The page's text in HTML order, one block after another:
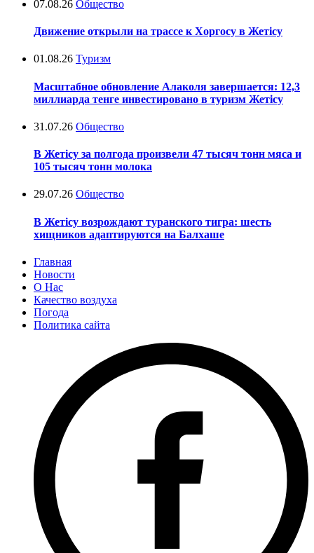
07.08.26 Общество
Движение открыли на трассе к Хоргосу в Жетісу
01.08.26 Туризм
Масштабное обновление Алаколя завершается: 12,3
миллиарда тенге инвестировано в туризм Жетісу
31.07.26 Общество
В Жетісу за полгода произвели 47 тысяч тонн мяса и
105 тысяч тонн молока
29.07.26 Общество
В Жетісу возрождают туранского тигра: шесть
хищников адаптируются на Балхаше
Главная
Новости
О Нас
Качество воздуха
Погода
Политика сайта